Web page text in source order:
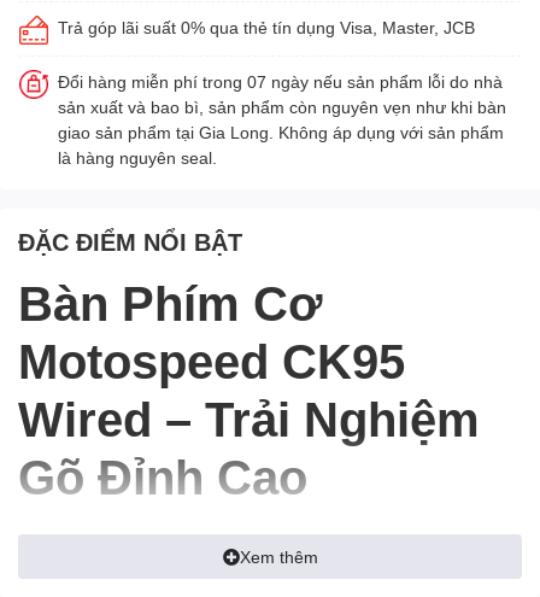
Trả góp lãi suất 0% qua thẻ tín dụng Visa, Master, JCB
Đổi hàng miễn phí trong 07 ngày nếu sản phẩm lỗi do nhà
sản xuất và bao bì, sản phẩm còn nguyên vẹn như khi bàn
giao sản phẩm tại Gia Long. Không áp dụng với sản phẩm
là hàng nguyên seal.
ĐẶC ĐIỂM NỔI BẬT
Bàn Phím Cơ
Motospeed CK95
Wired – Trải Nghiệm
Gõ Đỉnh Cao
dành riêng cho game thủ và dân văn phòng với chất lượng build
cao cấp, switch Brown êm ái, cùng đèn LED xanh nổi bật. Với
Xem thêm